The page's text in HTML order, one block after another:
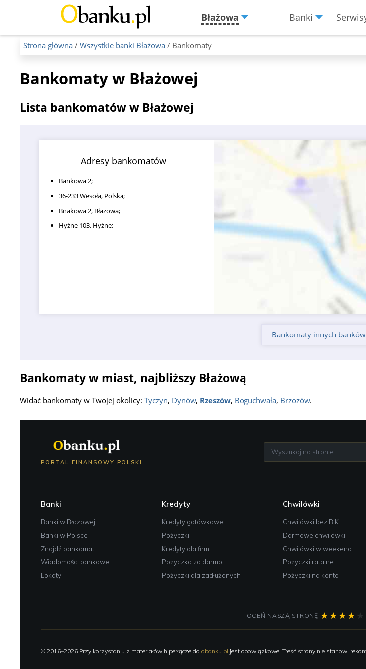
Błażowa Banki
Menu
Strona główna /Wszystkie banki Błażowa / Bankomaty
Bankomaty w Błażowej
Lista bankomatów w Błażowej
Adresy bankomatów
Bankowa 2;
36-233 Wesoła, Polska;
Bnakowa 2, Błażowa;
Hyżne 103, Hyżne;
Bankomaty innych
Bankomaty w miast, najbliższy Błażową
Widać bankomaty w Twojej okolicy:Tyczyn, Dynów, Rzeszów, Boguchwała, Brzozów.
PORTAL FINANSOWY POLSKI
Banki
Banki w Błażowej
Banki w Polsce
Znajdź bankomat
Wiadomości bankowe
Lokaty
Kredyty
Kredyty gotówkowe
Pożyczki
Kredyty dla firm
Pożyczka za darmo
Pożyczki dla zadłużonych
Chwilówki
Chwilówki bez BIK
Darmowe chwilówki
Chwilówki w weekend
Pożyczki ratalne
Pożyczki na konto
OCEŃ NASZĄ STRONĘ:
© 2016–2026 Przy korzystaniu z materiałów hiperłącze do obanku.pl jest obowiązkowe. Treść strony nie stanowi